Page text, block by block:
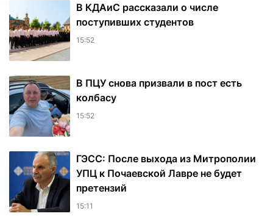
В КДАиС рассказали о числе
поступивших студентов
15:52
В ПЦУ снова призвали в пост есть
колбасу
15:52
ГЭСС: После выхода из Митрополии
УПЦ к Почаевской Лавре не будет
претензий
15:11